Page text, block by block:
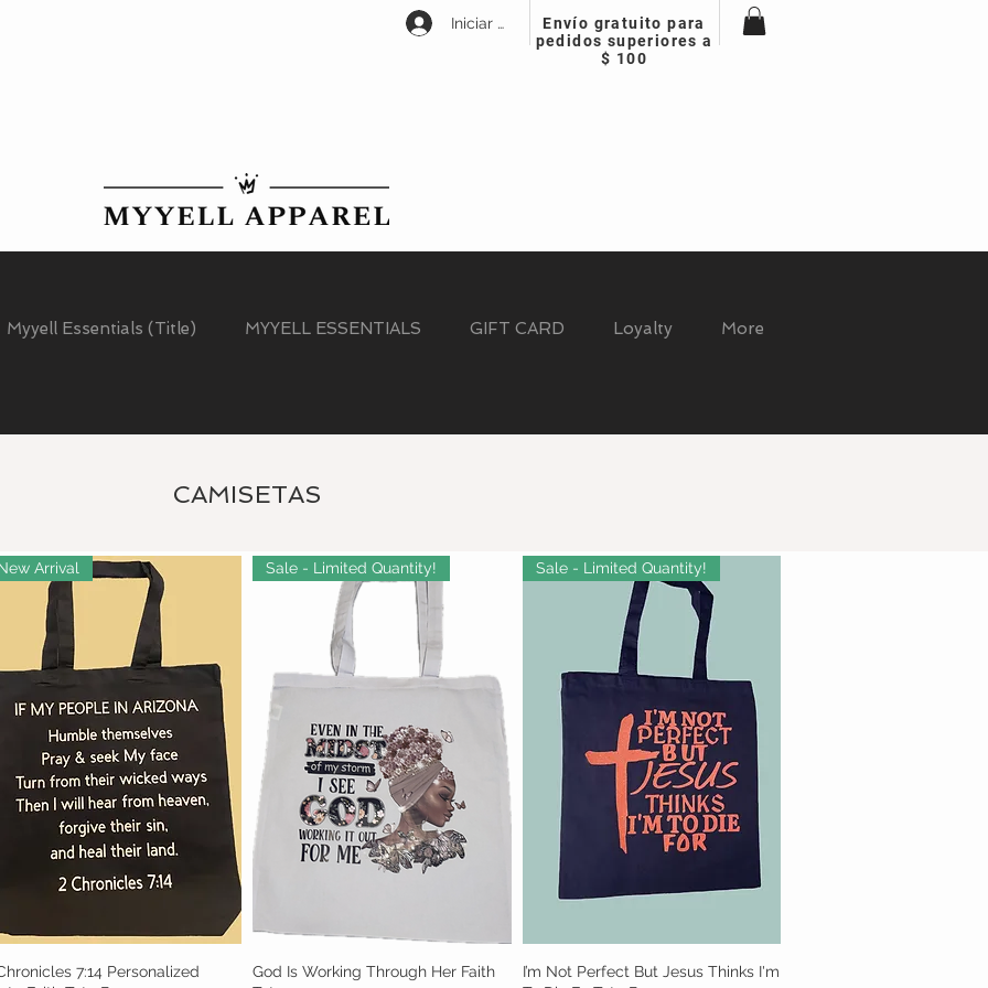
Iniciar sesión Envío gratuito para
pedidos superiores a
$ 100
Myyell Essentials (Title) MYYELL ESSENTIALS GIFT CARD Loyalty More
Vista rápida
Arrival
7:14 Personalized
Vista rápida
Sale - Limited Quantity!
God Is Working Through Her Faith
Vista rápida
Sale - Limited Quantity!
I’m Not Perfect But Jesus Thinks I'm
CAMISETAS